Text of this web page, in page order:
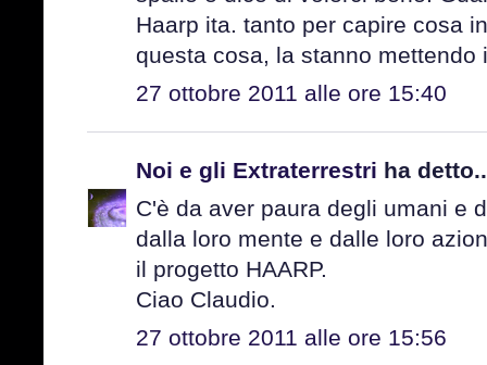
Haarp ita. tanto per capire cosa
questa cosa, la stanno mettendo
27 ottobre 2011 alle ore 15:40
Noi e gli Extraterrestri ha
C'è da aver paura degli umani e
dalla loro mente e dalle loro
il progetto HAARP.
Ciao Claudio.
27 ottobre 2011 alle ore 15:56